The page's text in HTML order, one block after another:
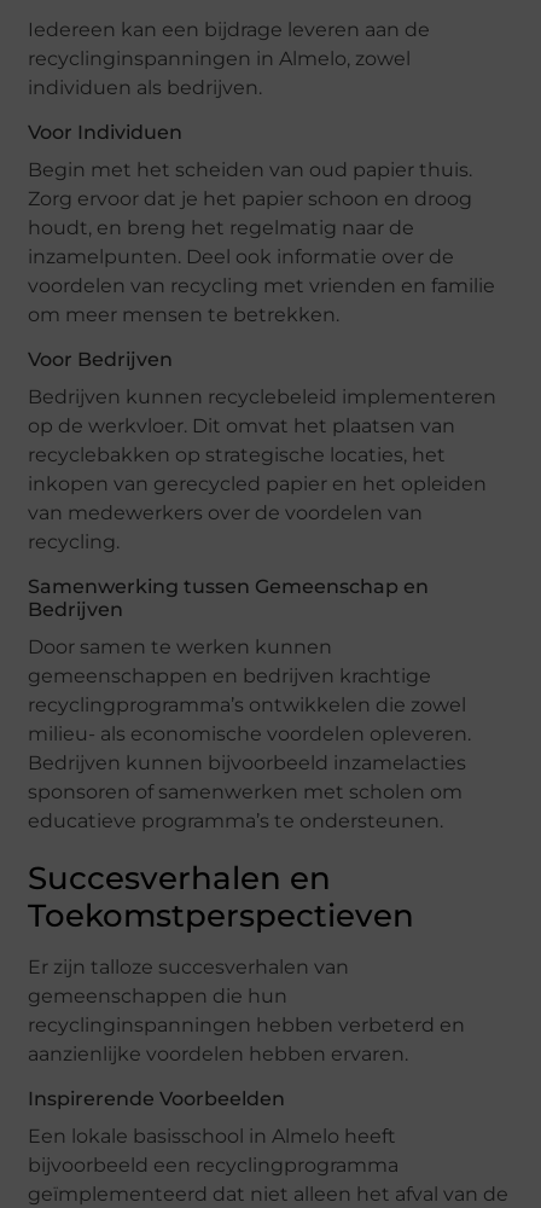
Iedereen kan een bijdrage leveren aan de
recyclinginspanningen in Almelo, zowel
individuen als bedrijven.
Voor Individuen
Begin met het scheiden van oud papier thuis.
Zorg ervoor dat je het papier schoon en droog
houdt, en breng het regelmatig naar de
inzamelpunten. Deel ook informatie over de
voordelen van recycling met vrienden en familie
om meer mensen te betrekken.
Voor Bedrijven
Bedrijven kunnen recyclebeleid implementeren
op de werkvloer. Dit omvat het plaatsen van
recyclebakken op strategische locaties, het
inkopen van gerecycled papier en het opleiden
van medewerkers over de voordelen van
recycling.
Samenwerking tussen Gemeenschap en
Bedrijven
Door samen te werken kunnen
gemeenschappen en bedrijven krachtige
recyclingprogramma’s ontwikkelen die zowel
milieu- als economische voordelen opleveren.
Bedrijven kunnen bijvoorbeeld inzamelacties
sponsoren of samenwerken met scholen om
educatieve programma’s te ondersteunen.
Succesverhalen en
Toekomstperspectieven
Er zijn talloze succesverhalen van
gemeenschappen die hun
recyclinginspanningen hebben verbeterd en
aanzienlijke voordelen hebben ervaren.
Inspirerende Voorbeelden
Een lokale basisschool in Almelo heeft
bijvoorbeeld een recyclingprogramma
geïmplementeerd dat niet alleen het afval van de